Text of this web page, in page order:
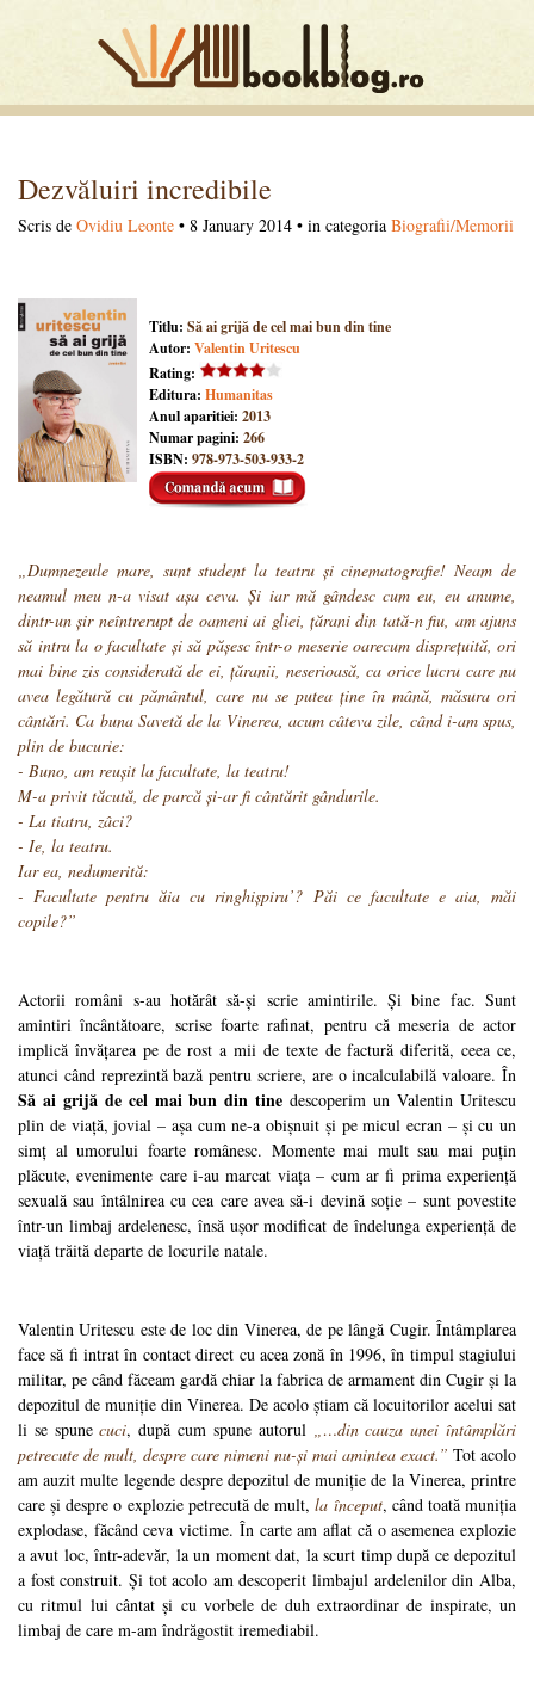
Dezvăluiri incredibile
Scris de Ovidiu Leonte • 8 January 2014 • in categoria Biografii/Memorii
Titlu: Să ai grijă de cel mai bun din tine
Autor: Valentin Uritescu
Rating:
Editura: Humanitas
Anul aparitiei: 2013
Numar pagini: 266
ISBN: 978-973-503-933-2
„Dumnezeule mare, sunt student la teatru și cinematografie! Neam de
neamul meu n-a visat așa ceva. Și iar mă gândesc cum eu, eu anume,
dintr-un șir neîntrerupt de oameni ai gliei, țărani din tată-n fiu, am ajuns
să intru la o facultate și să pășesc într-o meserie oarecum disprețuită, ori
mai bine zis considerată de ei, țăranii, neserioasă, ca orice lucru care nu
avea legătură cu pământul, care nu se putea ține în mână, măsura ori
cântări. Ca buna Savetă de la Vinerea, acum câteva zile, când i-am spus,
plin de bucurie:
- Buno, am reușit la facultate, la teatru!
M-a privit tăcută, de parcă și-ar fi cântărit gândurile.
- La tiatru, zâci?
- Ie, la teatru.
Iar ea, nedumerită:
- Facultate pentru ăia cu ringhișpiru’? Păi ce facultate e aia, măi
copile?”
Actorii români s-au hotărât să-și scrie amintirile. Și bine fac. Sunt
amintiri încântătoare, scrise foarte rafinat, pentru că meseria de actor
implică învățarea pe de rost a mii de texte de factură diferită, ceea ce,
atunci când reprezintă bază pentru scriere, are o incalculabilă valoare. În
Să ai grijă de cel mai bun din tine descoperim un Valentin Uritescu
plin de viață, jovial – așa cum ne-a obișnuit și pe micul ecran – și cu un
simț al umorului foarte românesc. Momente mai mult sau mai puțin
plăcute, evenimente care i-au marcat viața – cum ar fi prima experiență
sexuală sau întâlnirea cu cea care avea să-i devină soție – sunt povestite
într-un limbaj ardelenesc, însă ușor modificat de îndelunga experiență de
viață trăită departe de locurile natale.
Valentin Uritescu este de loc din Vinerea, de pe lângă Cugir. Întâmplarea
face să fi intrat în contact direct cu acea zonă în 1996, în timpul stagiului
militar, pe când făceam gardă chiar la fabrica de armament din Cugir și la
depozitul de muniție din Vinerea. De acolo știam că locuitorilor acelui sat
li se spunecuci, după cum spune autorul „…din cauza unei întâmplări
petrecute de mult, despre care nimeni nu-și mai amintea exact.” Tot acolo
am auzit multe legende despre depozitul de muniție de la Vinerea, printre
care și despre o explozie petrecută de mult,la început, când toată muniția
explodase, făcând ceva victime. În carte am aflat că o asemenea explozie
a avut loc, într-adevăr, la un moment dat, la scurt timp după ce depozitul
a fost construit. Și tot acolo am descoperit limbajul ardelenilor din Alba,
cu ritmul lui cântat și cu vorbele de duh extraordinar de inspirate, un
limbaj de care m-am îndrăgostit iremediabil.